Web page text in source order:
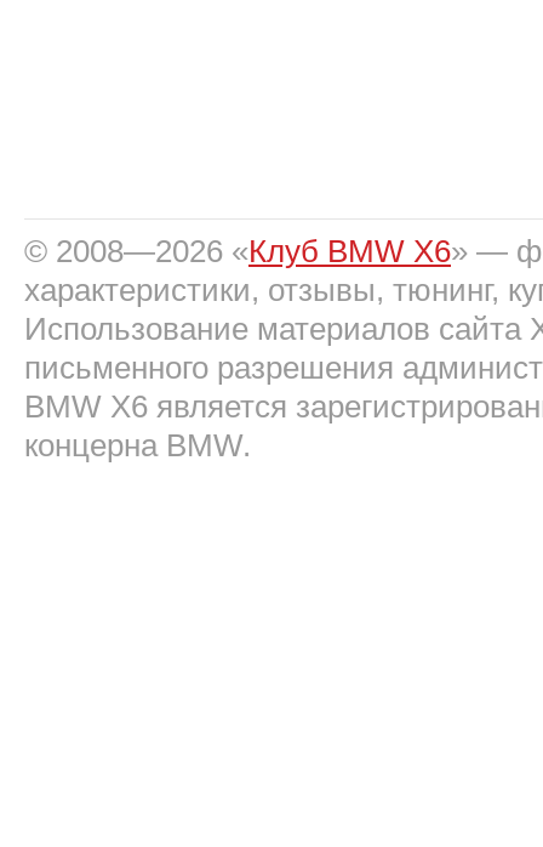
© 2008—2026 «Клуб BMW X6» —
характеристики, отзывы, тюнинг,
Использование материалов
письменного разрешения
BMW X6 является
концерна BMW.